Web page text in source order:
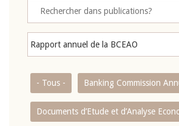
- Tous - Banking Commission
Documents d’Etude et d’Analyse